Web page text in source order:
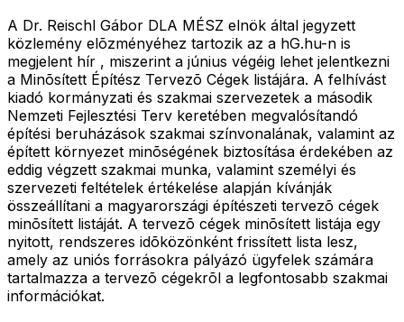
A Dr. Reischl Gábor DLA MÉSZ elnök által jegyzett
közlemény elõzményéhez tartozik az a hG.hu-n is
megjelent hír , miszerint a június végéig lehet jelentkezni
a Minõsített Építész Tervezõ Cégek listájára. A felhívást
kiadó kormányzati és szakmai szervezetek a második
Nemzeti Fejlesztési Terv keretében megvalósítandó
építési beruházások szakmai színvonalának, valamint az
épített környezet minõségének biztosítása érdekében az
eddig végzett szakmai munka, valamint személyi és
szervezeti feltételek értékelése alapján kívánják
összeállítani a magyarországi építészeti tervezõ cégek
minõsített listáját. A tervezõ cégek minõsített listája egy
nyitott, rendszeres idõközönként frissített lista lesz,
amely az uniós forrásokra pályázó ügyfelek számára
tartalmazza a tervezõ cégekrõl a legfontosabb szakmai
információkat.